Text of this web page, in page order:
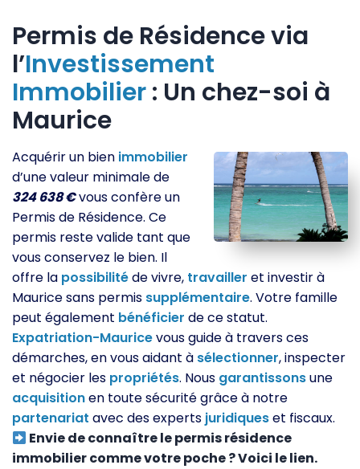
Permis de Résidence via
l’Investissement
Immobilier: Un chez-soi à
Maurice
Acquérir un bien immobilier
d’une valeur minimale de
324 638 €vous confère un
Permis de Résidence. Ce
permis reste valide tant que
vous conservez le bien. Il
offre la possibilitéde vivre, travailler et investir à
Maurice sans permis supplémentaire. Votre famille
peut également bénéficier de ce statut.
Expatriation-Mauricevous guide à travers ces
démarches, en vous aidant à sélectionner, inspecter
et négocier les propriétés. Nous garantissonsune
acquisitionen toute sécurité grâce à notre
partenariat avec des experts juridiqueset fiscaux.
Envie de connaître le permis résidence
immobilier comme votre poche ? Voici le lien.